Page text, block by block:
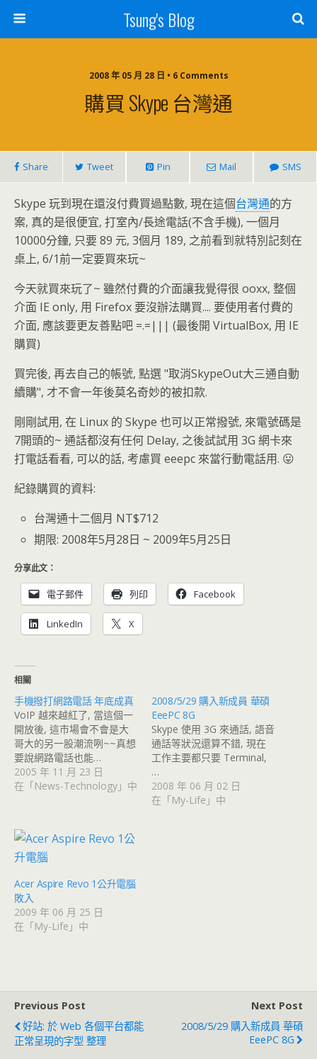
Tsung's Blog
2008 年 05 月 28 日 • 6 Comments
購買 Skype 台灣通
Share Tweet Pin Mail SMS
Skype 玩到現在還沒付費買過點數, 現在這個台灣通的方
案, 真的是很便宜, 打室內/長途電話(不含手機), 一個月
10000分鐘, 只要 89 元, 3個月 189, 之前看到就特別記刻在
桌上, 6/1前一定要買來玩~
今天就買來玩了~ 雖然付費的介面讓我覺得很 ooxx, 整個
介面 IE only, 用 Firefox 要沒辦法購買.... 要使用者付費的
介面, 應該要更友善點吧 =.=||| (最後開 VirtualBox, 用 IE
購買)
買完後, 再去自己的帳號, 點選 "取消SkypeOut大三通自動
續購", 才不會一年後莫名奇妙的被扣款.
剛剛試用, 在 Linux 的 Skype 也可以正常撥號, 來電號碼是
7開頭的~ 通話都沒有任何 Delay, 之後試試用 3G 網卡來
打電話看看, 可以的話, 考慮買 eeepc 來當行動電話用. 😛
紀錄購買的資料:
台灣通十二個月 NT$712
期限: 2008年5月28日 ~ 2009年5月25日
分享此文：
電子郵件 列印 Facebook
LinkedIn X
相關
手機撥打網路電話 年底成真
VoIP 越來越紅了, 當這個一
開放後, 這市場會不會是大
哥大的另一股潮流咧~~真想
要說網路電話也能…
2005 年 11 月 23 日
在「News-Technology」中
2008/5/29 購入新成員 華碩
EeePC 8G
Skype 使用 3G 來通話, 語音
通話等狀況還算不錯, 現在
工作主要都只要 Terminal,
…
2008 年 06 月 02 日
在「My-Life」中
Acer Aspire Revo 1公升電腦
敗入
2009 年 06 月 25 日
在「My-Life」中
Previous Post
好站: 於 Web 各個平台都能
正常呈現的字型 整理
Next Post
2008/5/29 購入新成員 華碩
EeePC 8G